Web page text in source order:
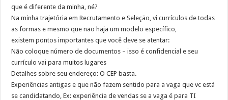
que é diferente da minha, né?
Na minha trajetória em Recrutamento e Seleção, vi currículos de todas
as formas e mesmo que não haja um modelo específico,
existem pontos importantes que você deve se atentar:
Não coloque número de documentos – isso é confidencial e seu
currículo vai para muitos lugares
Detalhes sobre seu endereço: O CEP basta.
Experiências antigas e que não fazem sentido para a vaga que vc está
se candidatando, Ex: experiência de vendas se a vaga é para TI